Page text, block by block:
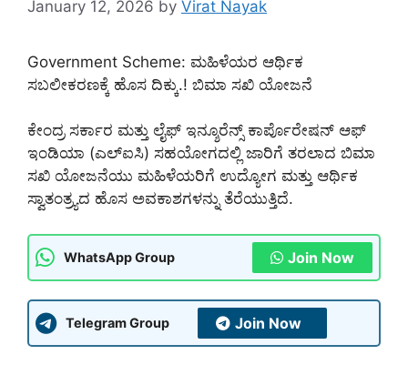
January 12, 2026 by Virat Nayak
Government Scheme: ಮಹಿಳೆಯರ ಆರ್ಥಿಕ
ಸಬಲೀಕರಣಕ್ಕೆ ಹೊಸ ದಿಕ್ಕು.! ಬಿಮಾ ಸಖಿ ಯೋಜನೆ
ಕೇಂದ್ರ ಸರ್ಕಾರ ಮತ್ತು ಲೈಫ್ ಇನ್ಶೂರೆನ್ಸ್ ಕಾರ್ಪೊರೇಷನ್ ಆಫ್
ಇಂಡಿಯಾ (ಎಲ್‌ಐಸಿ) ಸಹಯೋಗದಲ್ಲಿ ಜಾರಿಗೆ ತರಲಾದ ಬಿಮಾ
ಸಖಿ ಯೋಜನೆಯು ಮಹಿಳೆಯರಿಗೆ ಉದ್ಯೋಗ ಮತ್ತು ಆರ್ಥಿಕ
ಸ್ವಾತಂತ್ರ್ಯದ ಹೊಸ ಅವಕಾಶಗಳನ್ನು ತೆರೆಯುತ್ತಿದೆ.
WhatsApp Group Join Now
Telegram Group Join Now